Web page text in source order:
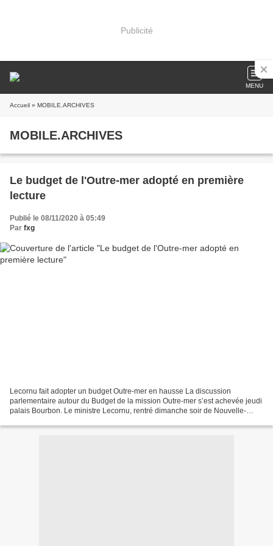
Publicité
MENU
Accueil » MOBILE.ARCHIVES
MOBILE.ARCHIVES
Le budget de l'Outre-mer adopté en première
lecture
Publié le 08/11/2020 à 05:49
Par fxg
Lecornu fait adopter un budget Outre-mer en hausse La discussion
parlementaire autour du Budget de la mission Outre-mer s’est achevée jeudi
palais Bourbon. Le ministre Lecornu, rentré dimanche soir de Nouvelle-